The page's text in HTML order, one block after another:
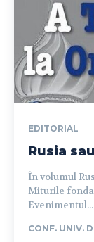
EDITORIAL
Rusia
În volumul
Miturile
Evenimentul...
CONF. UNIV.